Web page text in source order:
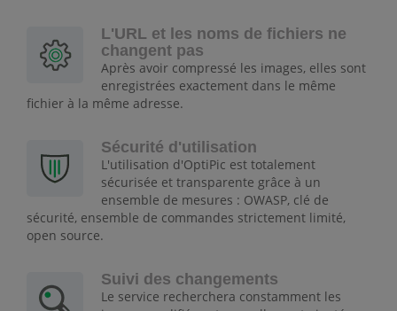
L'URL et les noms de fichiers ne
changent pas
Après avoir compressé les images, elles sont
enregistrées exactement dans le même
fichier à la même adresse.
Sécurité d'utilisation
L'utilisation d'OptiPic est totalement
sécurisée et transparente grâce à un
ensemble de mesures : OWASP, clé de
sécurité, ensemble de commandes strictement limité,
open source.
Suivi des changements
Le service recherchera constamment les